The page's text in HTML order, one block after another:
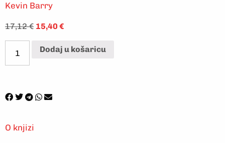
Kevin Barry
17,12€ 15,40 €
Dodaj u košaricu
O knjizi